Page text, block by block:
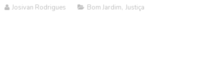
Josivan Rodrigues Bom Jardim, Justiça